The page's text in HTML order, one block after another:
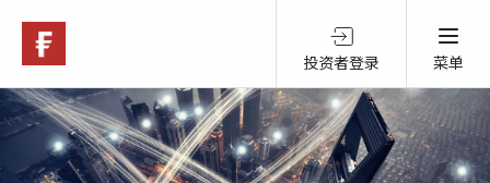
投资者登录 菜单
关于富达